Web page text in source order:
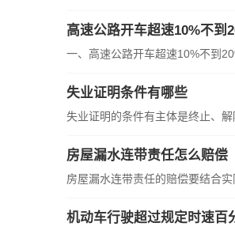
高速公路开车超速10%不到
一、高速公路开车超速10%不到
失业证明条件有哪些
失业证明的条件有主体是终止、
房屋漏水连带责任怎么赔偿
房屋漏水连带责任的赔偿要结合
机动车行驶超过规定时速百